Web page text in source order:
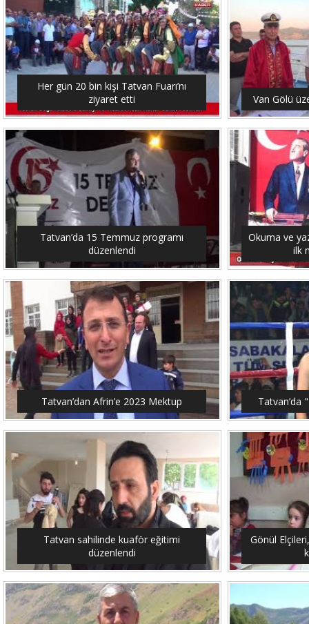
Her gün 20 bin kişi Tatvan Fuarı’nı
ziyaret etti
Van Gölü
Tatvan’da 15 Temmuz programı
düzenlendi
Okuma ve
ilk
Tatvan’dan Afrin’e 2023 Mektup Tatvan’da
Tatvan sahilinde kuaför eğitimi
düzenlendi
Gönül